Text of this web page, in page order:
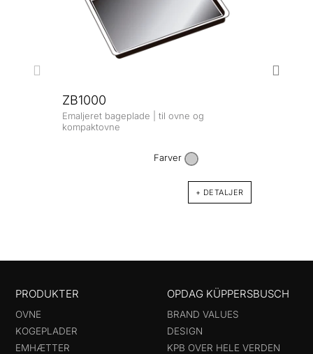
ZB1000
Emaljeret bageplade | til ovne og
kompaktovne
Farver
+ DETALJER
PRODUKTER
OVNE
KOGEPLADER
EMHÆTTER
OPDAG KÜPPERSBUSCH
BRAND VALUES
DESIGN
KPB OVER HELE VERDEN